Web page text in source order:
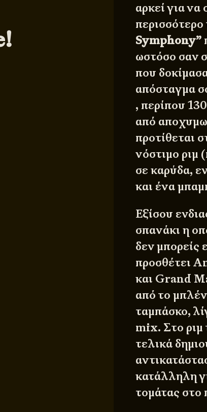
αρκεί για να
περισσότερο
Symphony”
ωστόσο σαν
που
απόσταγμα
, περίπου
από
προτίθεται
νόστιμο
σε καρύδα,
και ένα
Εξίσου
σπανάκι η
δεν μπορείς
προσθέτει
και Grand
από το
ταμπάσκο,
mix. Στο ριμ
τελικά
κατάλληλη
τομάτας στο